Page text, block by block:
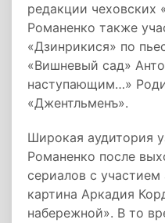
редакции чеховских
Романенко также
«Дзинрикися» по
«Вишневый сад»
наступающим…»
«Джентльменъ».
Широкая аудитория
Романенко после
сериалов с
картина Аркадия
набережной». В то